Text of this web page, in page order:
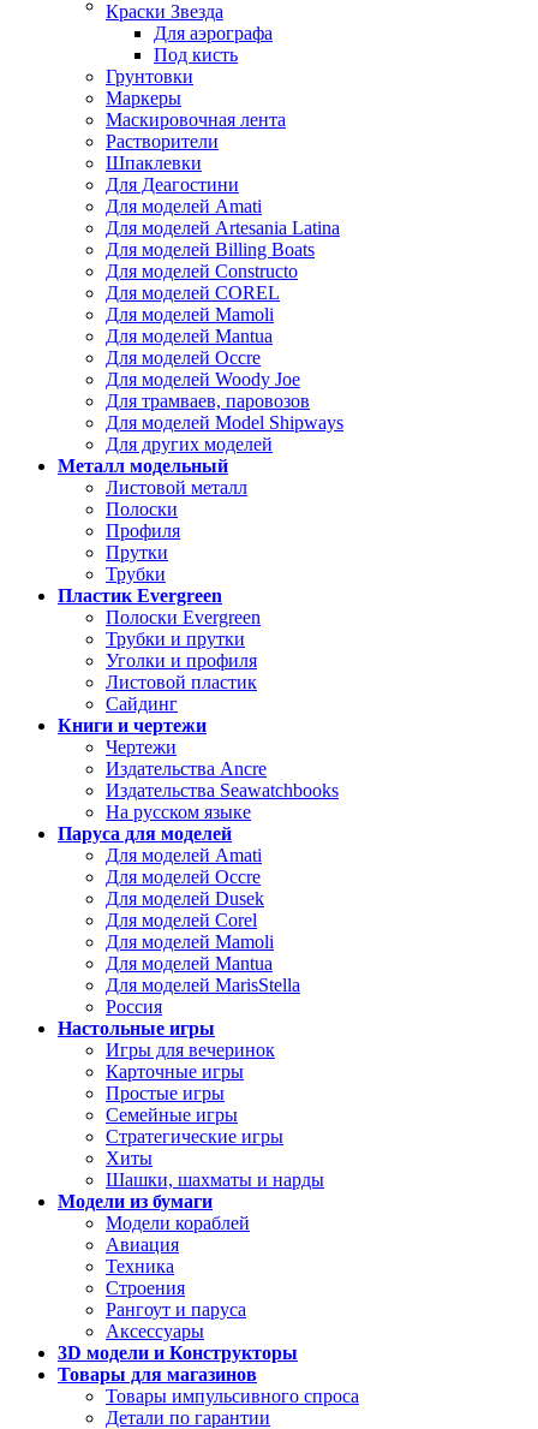
Краски Звезда
Для аэрографа
Под кисть
Грунтовки
Маркеры
Маскировочная лента
Растворители
Шпаклевки
Для Деагостини
Для моделей Amati
Для моделей Artesania Latina
Для моделей Billing Boats
Для моделей Constructo
Для моделей COREL
Для моделей Mamoli
Для моделей Mantua
Для моделей Occre
Для моделей Woody Joe
Для трамваев, паровозов
Для моделей Model Shipways
Для других моделей
Металл модельный
Листовой металл
Полоски
Профиля
Прутки
Трубки
Пластик Evergreen
Полоски Evergreen
Трубки и прутки
Уголки и профиля
Листовой пластик
Сайдинг
Книги и чертежи
Чертежи
Издательства Ancre
Издательства Seawatchbooks
На русском языке
Паруса для моделей
Для моделей Amati
Для моделей Occre
Для моделей Dusek
Для моделей Corel
Для моделей Mamoli
Для моделей Mantua
Для моделей MarisStella
Россия
Настольные игры
Игры для вечеринок
Карточные игры
Простые игры
Семейные игры
Стратегические игры
Хиты
Шашки, шахматы и нарды
Модели из бумаги
Модели кораблей
Авиация
Техника
Строения
Рангоут и паруса
Аксессуары
3D модели и Конструкторы
Товары для магазинов
Товары импульсивного спроса
Детали по гарантии